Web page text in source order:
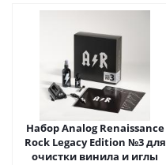
Набор Analog Renaissance
Rock Legacy Edition №3 для
очистки винила и иглы